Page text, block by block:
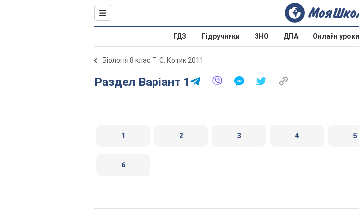
ГДЗ Підручники ЗНО ДПА Онлайн уроки
Біологія 8 клас Т. С. Котик 2011
Раздел Варіант 1
1 2 3 4 5
6